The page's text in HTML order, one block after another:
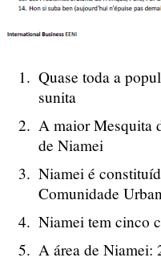
Quase toda a
sunita
A maior Mesquita
de Niamei
Niamei é
Comunidade
Niamei tem cinco
A área de Niamei: